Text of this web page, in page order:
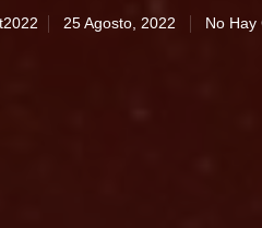
25 Agosto, 2022 No Hay